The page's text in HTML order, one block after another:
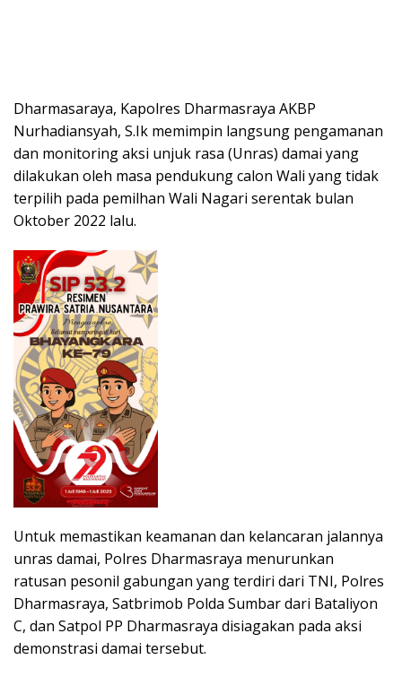
Dharmasaraya, Kapolres Dharmasraya AKBP
Nurhadiansyah, S.Ik memimpin langsung pengamanan
dan monitoring aksi unjuk rasa (Unras) damai yang
dilakukan oleh masa pendukung calon Wali yang tidak
terpilih pada pemilhan Wali Nagari serentak bulan
Oktober 2022 lalu.
Untuk memastikan keamanan dan kelancaran jalannya
unras damai, Polres Dharmasraya menurunkan
ratusan pesonil gabungan yang terdiri dari TNI, Polres
Dharmasraya, Satbrimob Polda Sumbar dari Bataliyon
C, dan Satpol PP Dharmasraya disiagakan pada aksi
demonstrasi damai tersebut.